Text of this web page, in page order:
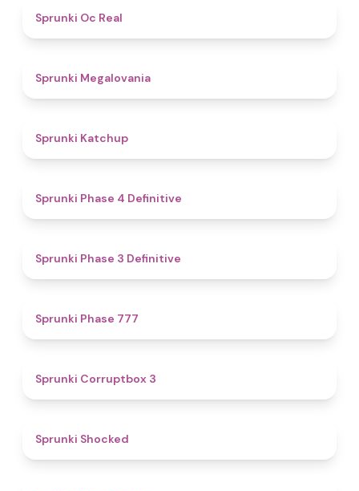
Sprunki Oc Real
Sprunki Megalovania
Sprunki Katchup
Sprunki Phase 4 Definitive
Sprunki Phase 3 Definitive
Sprunki Phase 777
Sprunki Corruptbox 3
Sprunki Shocked